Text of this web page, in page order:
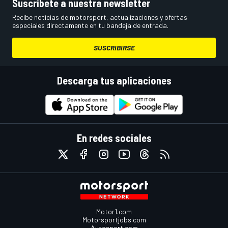
Suscríbete a nuestra newsletter
Recibe noticias de motorsport, actualizaciones y ofertas
especiales directamente en tu bandeja de entrada.
SUSCRIBIRSE
Descarga tus aplicaciones
En redes sociales
Motor1.com
Motorsportjobs.com